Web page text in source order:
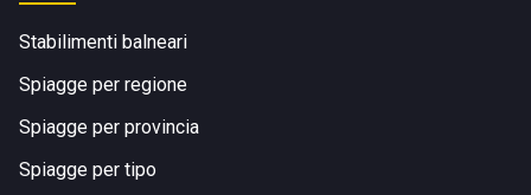
Stabilimenti balneari
Spiagge per regione
Spiagge per provincia
Spiagge per tipo